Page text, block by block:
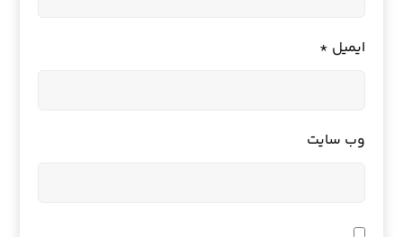
ایمیل *
وب‌ سایت